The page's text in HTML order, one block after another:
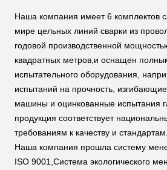
Наша компания имеет 6 комплектов
мире цельных линий сварки из
годовой производственной
квадратных метров,и оснащен
испытательного оборудования,
испытаний на прочность,
машины и оцинкованные испытания
продукция соответствует
требованиям к качеству и стандартам.
Наша компания прошла систему
ISO 9001,Система экологического